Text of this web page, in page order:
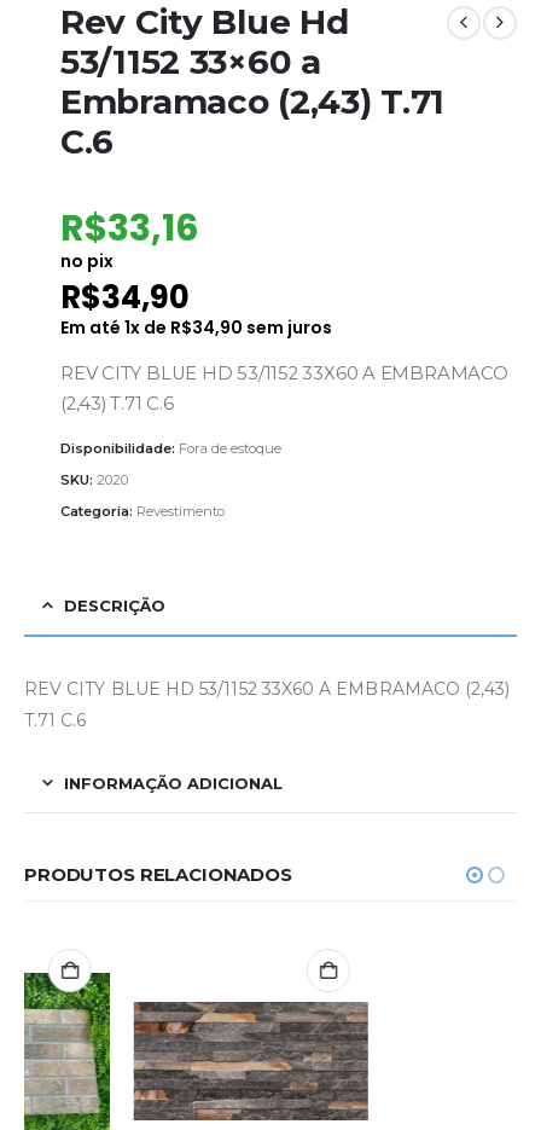
Rev City Blue Hd
53/1152 33×60 a
Embramaco (2,43) T.71
C.6
R$33,16
no pix
R$34,90
Em até 1x de R$34,90 sem juros
REV CITY BLUE HD 53/1152 33X60 A EMBRAMACO
(2,43) T.71 C.6
Disponibilidade: Fora de estoque
SKU: 2020
Categoria: Revestimento
DESCRIÇÃO
REV CITY BLUE HD 53/1152 33X60 A EMBRAMACO (2,43)
T.71 C.6
INFORMAÇÃO ADICIONAL
PRODUTOS RELACIONADOS